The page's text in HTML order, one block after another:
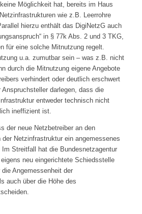
Möglichkeit hat, bereits im Haus
wie z.B. Leerrohre
hierzu enthält das DigiNetzG auch
in § 77k Abs. 2 und 3 TKG,
für eine solche Mitnutzung regelt.
u.a. zumutbar sein – was z.B. nicht
durch die Mitnutzung eigene Angebote
verhindert oder deutlich erschwert
darlegen, dass die
entweder technisch nicht
ineffizient ist.
der neue Netzbetreiber an den
der Netzinfrastruktur ein angemessenes
Streitfall hat die Bundesnetzagentur
neu eingerichtete Schiedsstelle
Angemessenheit der
auch über die Höhe des